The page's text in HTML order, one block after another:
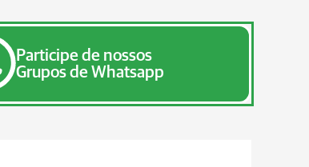
Participe de nossos
Grupos de Whatsapp